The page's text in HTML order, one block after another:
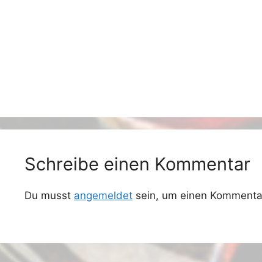
Schreibe einen Kommentar
Du musst angemeldet sein, um einen